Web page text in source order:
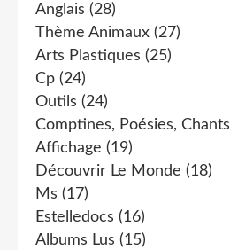
Anglais (28)
Thème Animaux (27)
Arts Plastiques (25)
Cp (24)
Outils (24)
Comptines, Poésies, Chants
Affichage (19)
Découvrir Le Monde (18)
Ms (17)
Estelledocs (16)
Albums Lus (15)